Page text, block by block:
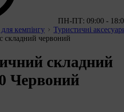
ПН-ПТ: 09:00 -
кемпінгу
Туристичні
складний червоний
складний
Червоний